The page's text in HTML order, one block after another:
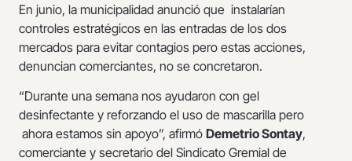
En junio, la municipalidad anunció que instalarían
controles estratégicos en las entradas de los dos
mercados para evitar contagios pero estas acciones,
denuncian comerciantes, no se concretaron.
“Durante una semana nos ayudaron con gel
desinfectante y reforzando el uso de mascarilla pero
ahora estamos sin apoyo”, afirmó Demetrio Sontay,
comerciante y secretario del Sindicato Gremial de